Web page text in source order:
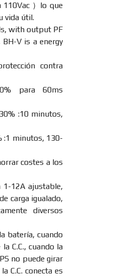
110Vac ）lo que
vida útil.
with output PF
V is a energy
contra
para 60ms
:10 minutos,
:1 minutos, 130-
costes a los
12A ajustable,
carga igualado,
diversos
batería, cuando
C.C., cuando la
no puede girar
C.C. conecta es